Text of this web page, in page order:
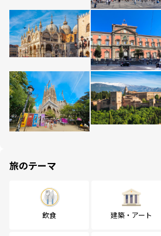
旅のテーマ
飲食 建築・アート